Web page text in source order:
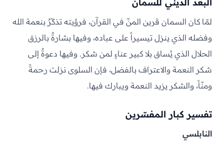
لمّا كان السمان قرين المنّ في القرآن، فرؤيته تذكّرٌ بنعمة الله
وفضله الذي ينزل تيسيراً على عباده، وفيها بشارةٌ بالرزق
الحلال الذي يُساق بلا كبير عناءٍ لمن شكر. وفيها دعوةٌ إلى
شكر النعمة والاعتراف بالفضل، فإن السلوى نزلت رحمةً
ومنّاً، والشكر يزيد النعمة ويبارك فيها.
تفسير كبار المفسّرين
النابلسي